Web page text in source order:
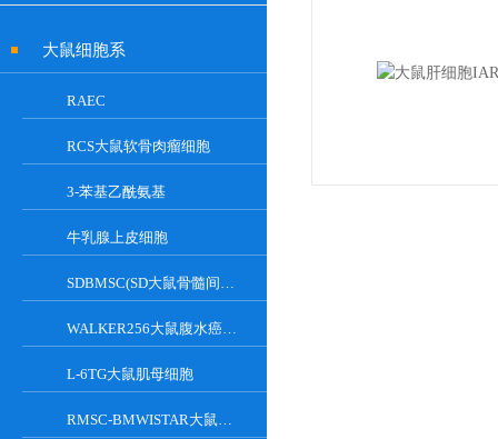
大鼠细胞系
RAEC
RCS大鼠软骨肉瘤细胞
3-苯基乙酰氨基
牛乳腺上皮细胞
SDBMSC(SD大鼠骨髓间充质干细胞)
WALKER256大鼠腹水癌细胞
L-6TG大鼠肌母细胞
RMSC-BMWISTAR大鼠骨髓MSC细胞